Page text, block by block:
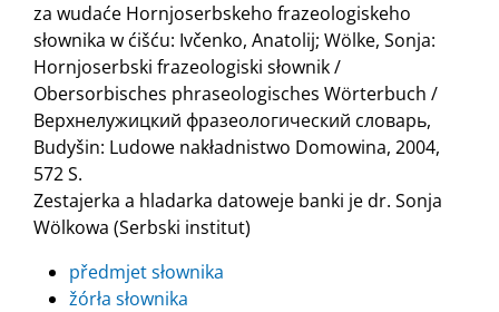
za wudaće Hornjoserbskeho frazeologiskeho
słownika w ćišću: Ivčenko, Anatolij; Wölke, Sonja:
Hornjoserbski frazeologiski słownik /
Obersorbisches phraseologisches Wörterbuch /
Верхнелужицкий фразеологический словарь,
Budyšin: Ludowe nakładnistwo Domowina, 2004,
572 S.
Zestajerka a hladarka datoweje banki je dr. Sonja
Wölkowa (Serbski institut)
předmjet słownika
žórła słownika